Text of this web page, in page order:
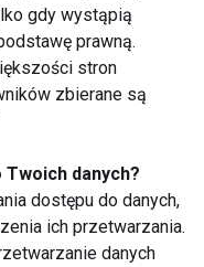
regeneracja
powrót do
gdy wystąpią
prawną.
stron
zbierane są
danych?
dostępu do danych,
ich przetwarzania.
danych